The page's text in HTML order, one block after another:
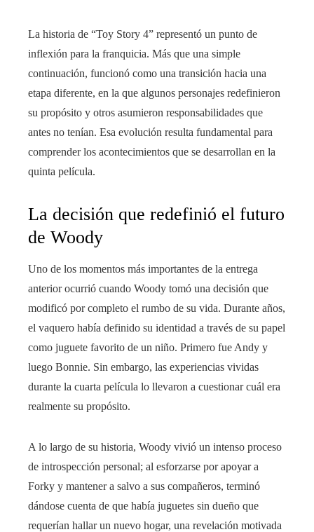
La historia de “Toy Story 4” representó un punto de
inflexión para la franquicia. Más que una simple
continuación, funcionó como una transición hacia una
etapa diferente, en la que algunos personajes redefinieron
su propósito y otros asumieron responsabilidades que
antes no tenían. Esa evolución resulta fundamental para
comprender los acontecimientos que se desarrollan en la
quinta película.
La decisión que redefinió el futuro
de Woody
Uno de los momentos más importantes de la entrega
anterior ocurrió cuando Woody tomó una decisión que
modificó por completo el rumbo de su vida. Durante años,
el vaquero había definido su identidad a través de su papel
como juguete favorito de un niño. Primero fue Andy y
luego Bonnie. Sin embargo, las experiencias vividas
durante la cuarta película lo llevaron a cuestionar cuál era
realmente su propósito.
A lo largo de su historia, Woody vivió un intenso proceso
de introspección personal; al esforzarse por apoyar a
Forky y mantener a salvo a sus compañeros, terminó
dándose cuenta de que había juguetes sin dueño que
requerían hallar un nuevo hogar, una revelación motivada